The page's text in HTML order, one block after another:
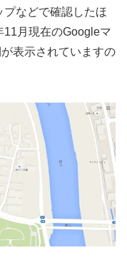
などで確認したほ
11月現在のGoogleマ
表示されていますの